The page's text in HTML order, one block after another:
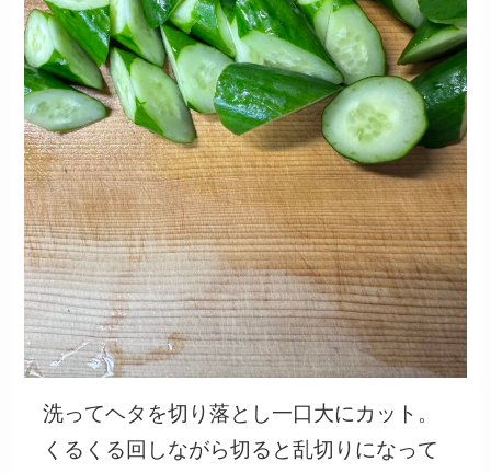
洗ってヘタを切り落とし一口大にカット。
くるくる回しながら切ると乱切りになって